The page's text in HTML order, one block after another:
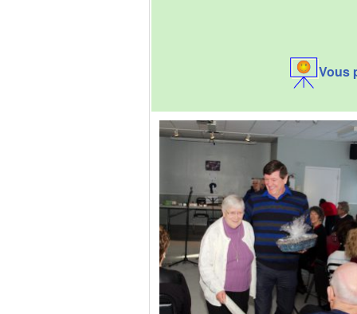
Vous